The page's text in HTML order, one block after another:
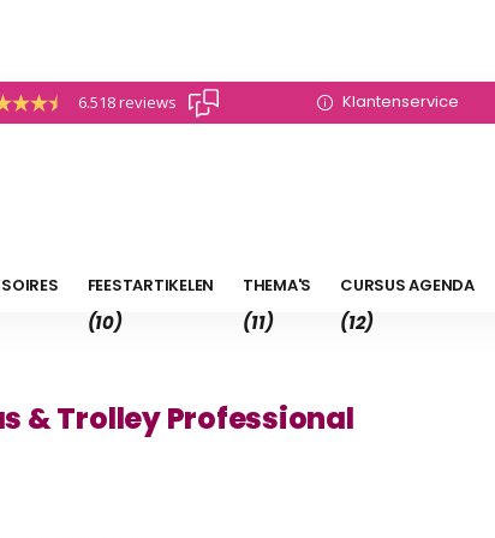
6.518 reviews Klantenservice
FEESTARTIKELEN
(10)
THEMA'S
(11)
CURSUS AGENDA
(12)
& Trolley Professional